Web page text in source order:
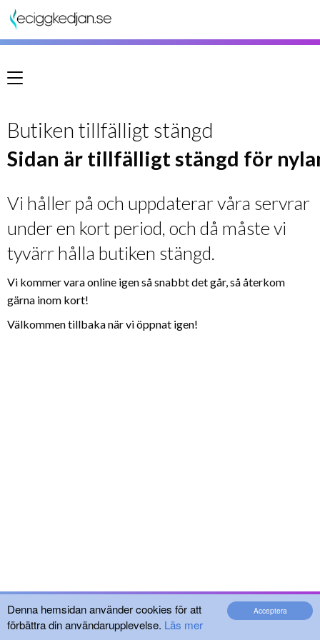
Acceptera
Denna hemsidan använder cookies för att
förbättra din användarupplevelse. Läs mer
Meny
Butiken tillfälligt stängd
Sidan är tillfälligt stängd för
Vi håller på och uppdaterar våra servrar
under en kort period, och då måste vi
tyvärr hålla butiken stängd.
Vi kommer vara online igen så snabbt det går, så återkom
gärna inom kort!
Välkommen tillbaka när vi öppnat igen!